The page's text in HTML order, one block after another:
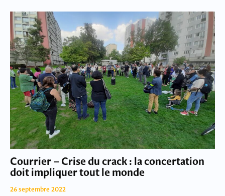
Courrier – Crise du crack : la concertation
doit impliquer tout le monde
26 septembre 2022